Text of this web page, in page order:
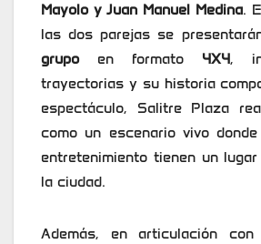
Mayolo y Juan Manuel Medina.
las dos parejas se
grupoen formato 4X4,
trayectorias y su historia
espectáculo, Salitre Plaza
como un escenario vivo
entretenimiento tienen un
la ciudad.
Además, en articulación